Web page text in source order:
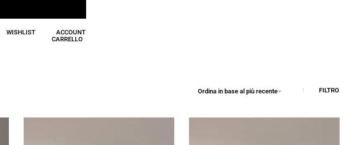
WISHLIST
ACCOUNT
CARRELLO
Ordina in base al più recente FILTRO